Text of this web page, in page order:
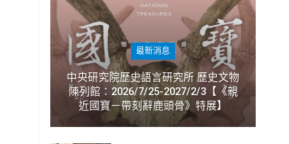
最新消息
中央研究院歷史語言研究所 歷史文物
陳列館：2026/7/25-2027/2/3【《親
近國寶－帶刻辭鹿頭骨》特展】